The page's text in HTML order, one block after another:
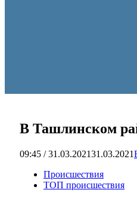
В Ташлинском
09:45 / 31.03.202131.03.2021
Происшествия
ТОП происшествия